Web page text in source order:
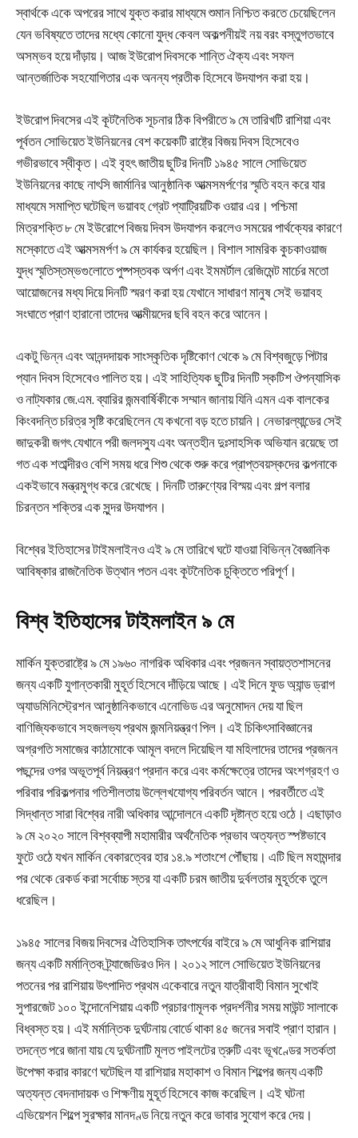
স্বার্থকে একে অপরের সাথে যুক্ত করার মাধ্যমে শুমান নিশ্চিত করতে চেয়েছিলেন
যেন ভবিষ্যতে তাদের মধ্যে কোনো যুদ্ধ কেবল অকল্পনীয়ই নয় বরং বস্তুগতভাবে
অসম্ভব হয়ে দাঁড়ায়। আজ ইউরোপ দিবসকে শান্তি ঐক্য এবং সফল
আন্তর্জাতিক সহযোগিতার এক অনন্য প্রতীক হিসেবে উদযাপন করা হয়।
ইউরোপ দিবসের এই কূটনৈতিক সূচনার ঠিক বিপরীতে ৯ মে তারিখটি রাশিয়া এবং
পূর্বতন সোভিয়েত ইউনিয়নের বেশ কয়েকটি রাষ্ট্রে বিজয় দিবস হিসেবেও
গভীরভাবে স্বীকৃত। এই বৃহৎ জাতীয় ছুটির দিনটি ১৯৪৫ সালে সোভিয়েত
ইউনিয়নের কাছে নাৎসি জার্মানির আনুষ্ঠানিক আত্মসমর্পণের স্মৃতি বহন করে যার
মাধ্যমে সমাপ্তি ঘটেছিল ভয়াবহ গ্রেট প্যাট্রিয়টিক ওয়ার এর। পশ্চিমা
মিত্রশক্তি ৮ মে ইউরোপে বিজয় দিবস উদযাপন করলেও সময়ের পার্থক্যের কারণে
মস্কোতে এই আত্মসমর্পণ ৯ মে কার্যকর হয়েছিল। বিশাল সামরিক কুচকাওয়াজ
যুদ্ধ স্মৃতিস্তম্ভগুলোতে পুষ্পস্তবক অর্পণ এবং ইমমর্টাল রেজিমেন্ট মার্চের মতো
আয়োজনের মধ্য দিয়ে দিনটি স্মরণ করা হয় যেখানে সাধারণ মানুষ সেই ভয়াবহ
সংঘাতে প্রাণ হারানো তাদের আত্মীয়দের ছবি বহন করে আনেন।
একটু ভিন্ন এবং আনন্দদায়ক সাংস্কৃতিক দৃষ্টিকোণ থেকে ৯ মে বিশ্বজুড়ে পিটার
প্যান দিবস হিসেবেও পালিত হয়। এই সাহিত্যিক ছুটির দিনটি স্কটিশ ঔপন্যাসিক
ও নাট্যকার জে.এম. ব্যারির জন্মবার্ষিকীকে সম্মান জানায় যিনি এমন এক বালকের
কিংবদন্তি চরিত্র সৃষ্টি করেছিলেন যে কখনো বড় হতে চায়নি। নেভারল্যান্ডের সেই
জাদুকরী জগৎ যেখানে পরী জলদস্যু এবং অন্তহীন দুঃসাহসিক অভিযান রয়েছে তা
গত এক শতাব্দীরও বেশি সময় ধরে শিশু থেকে শুরু করে প্রাপ্তবয়স্কদের কল্পনাকে
একইভাবে মন্ত্রমুগ্ধ করে রেখেছে। দিনটি তারুণ্যের বিস্ময় এবং গল্প বলার
চিরন্তন শক্তির এক সুন্দর উদযাপন।
বিশ্বের ইতিহাসের টাইমলাইনও এই ৯ মে তারিখে ঘটে যাওয়া বিভিন্ন বৈজ্ঞানিক
আবিষ্কার রাজনৈতিক উত্থান পতন এবং কূটনৈতিক চুক্তিতে পরিপূর্ণ।
বিশ্ব ইতিহাসের টাইমলাইন ৯ মে
মার্কিন যুক্তরাষ্ট্রে ৯ মে ১৯৬০ নাগরিক অধিকার এবং প্রজনন স্বায়ত্তশাসনের
জন্য একটি যুগান্তকারী মুহূর্ত হিসেবে দাঁড়িয়ে আছে। এই দিনে ফুড অ্যান্ড ড্রাগ
অ্যাডমিনিস্ট্রেশন আনুষ্ঠানিকভাবে এনোভিড এর অনুমোদন দেয় যা ছিল
বাণিজ্যিকভাবে সহজলভ্য প্রথম জন্মনিয়ন্ত্রণ পিল। এই চিকিৎসাবিজ্ঞানের
অগ্রগতি সমাজের কাঠামোকে আমূল বদলে দিয়েছিল যা মহিলাদের তাদের প্রজনন
পছন্দের ওপর অভূতপূর্ব নিয়ন্ত্রণ প্রদান করে এবং কর্মক্ষেত্রে তাদের অংশগ্রহণ ও
পরিবার পরিকল্পনার গতিশীলতায় উল্লেখযোগ্য পরিবর্তন আনে। পরবর্তীতে এই
সিদ্ধান্ত সারা বিশ্বের নারী অধিকার আন্দোলনে একটি দৃষ্টান্ত হয়ে ওঠে। এছাড়াও
৯ মে ২০২০ সালে বিশ্বব্যাপী মহামারীর অর্থনৈতিক প্রভাব অত্যন্ত স্পষ্টভাবে
ফুটে ওঠে যখন মার্কিন বেকারত্বের হার ১৪.৯ শতাংশে পৌঁছায়। এটি ছিল মহামন্দার
পর থেকে রেকর্ড করা সর্বোচ্চ স্তর যা একটি চরম জাতীয় দুর্বলতার মুহূর্তকে তুলে
ধরেছিল।
১৯৪৫ সালের বিজয় দিবসের ঐতিহাসিক তাৎপর্যের বাইরে ৯ মে আধুনিক রাশিয়ার
জন্য একটি মর্মান্তিক ট্র্যাজেডিরও দিন। ২০১২ সালে সোভিয়েত ইউনিয়নের
পতনের পর রাশিয়ায় উৎপাদিত প্রথম একেবারে নতুন যাত্রীবাহী বিমান সুখোই
সুপারজেট ১০০ ইন্দোনেশিয়ায় একটি প্রচারণামূলক প্রদর্শনীর সময় মাউন্ট সালাকে
বিধ্বস্ত হয়। এই মর্মান্তিক দুর্ঘটনায় বোর্ডে থাকা ৪৫ জনের সবাই প্রাণ হারান।
তদন্তে পরে জানা যায় যে দুর্ঘটনাটি মূলত পাইলটের ত্রুটি এবং ভূখণ্ডের সতর্কতা
উপেক্ষা করার কারণে ঘটেছিল যা রাশিয়ার মহাকাশ ও বিমান শিল্পের জন্য একটি
অত্যন্ত বেদনাদায়ক ও শিক্ষণীয় মুহূর্ত হিসেবে কাজ করেছিল। এই ঘটনা
এভিয়েশন শিল্পে সুরক্ষার মানদণ্ড নিয়ে নতুন করে ভাবার সুযোগ করে দেয়।